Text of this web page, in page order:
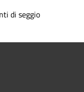
di seggio